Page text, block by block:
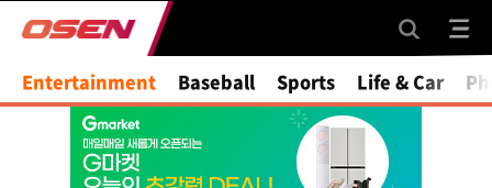
Mute
Entertainment Baseball Sports Life & Car